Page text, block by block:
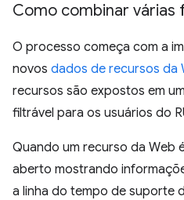
Como combinar várias
O processo começa com a
novos dados de recursos da
recursos são expostos em
filtrável para os usuários do
Quando um recurso da Web
aberto mostrando
a linha do tempo de suporte